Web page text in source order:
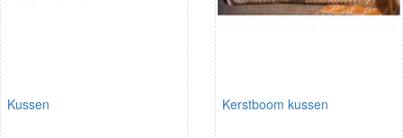
Kussen Kerstboom kussen